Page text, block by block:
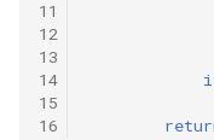
30. 包含 min 函数的栈
31. 栈的压入、弹出序列
25. 链表中的两数相加
26. 重排链表
4.5. 合法二叉搜索树
4.6. 后继者
4.8. 首个共同祖先
11
12
13
14
15
16